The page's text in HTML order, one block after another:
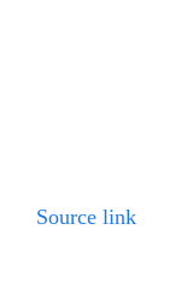
Source link